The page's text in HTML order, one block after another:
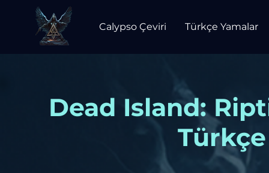
Calypso Çeviri Türkçe Yamalar
Dead Island: